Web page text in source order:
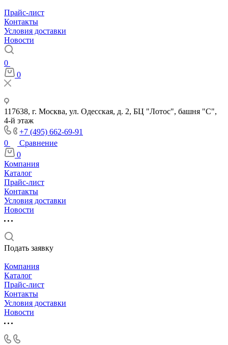
Прайс-лист
Контакты
Условия доставки
Новости
0
0
117638, г. Москва, ул. Одесская, д. 2, БЦ "Лотос", башня "С",
4-й этаж
+7 (495) 662-69-91
0
Сравнение
0
Компания
Каталог
Прайс-лист
Контакты
Условия доставки
Новости
Подать заявку
Компания
Каталог
Прайс-лист
Контакты
Условия доставки
Новости